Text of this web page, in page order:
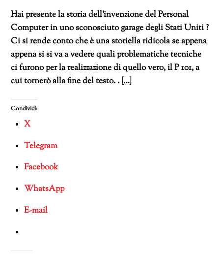
Hai presente la storia dell’invenzione del Personal
Computer in uno sconosciuto garage degli Stati Uniti ?
Ci si rende conto che è una storiella ridicola se appena
appena si si va a vedere quali problematiche tecniche
ci furono per la realizzazione di quello vero, il P 101, a
cui tornerò alla fine del testo. . […]
Condividi:
X
Telegram
Facebook
WhatsApp
E-mail